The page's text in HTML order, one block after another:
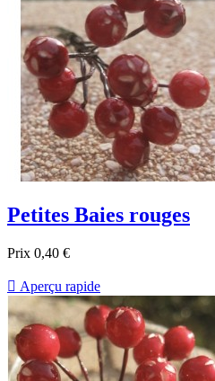
Petites Baies rouges
Prix 0,40 €
 Aperçu rapide